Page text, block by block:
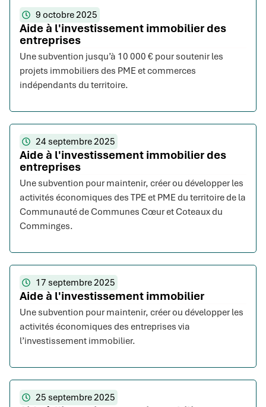
9 octobre 2025
Aide à l'investissement immobilier des
entreprises
Une subvention jusqu’à 10 000 € pour soutenir les
projets immobiliers des PME et commerces
indépendants du territoire.
24 septembre 2025
Aide à l'investissement immobilier des
entreprises
Une subvention pour maintenir, créer ou développer les
activités économiques des TPE et PME du territoire de la
Communauté de Communes Cœur et Coteaux du
Comminges.
17 septembre 2025
Aide à l'investissement immobilier
Une subvention pour maintenir, créer ou développer les
activités économiques des entreprises via
l’investissement immobilier.
25 septembre 2025